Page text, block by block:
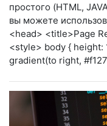
простого (HTML,
вы можете
<head> <title>Page
<style> body { height:
gradient(to right,